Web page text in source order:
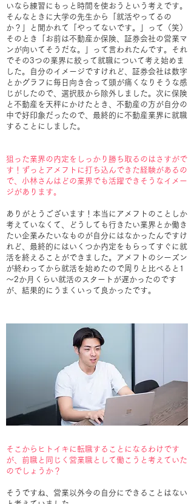
いなら練習にもっと時間を使おうという考えです。
そんなときに大学の先生から「就活やってるの
か？」と聞かれて「やってないです。」って（笑）
そのとき「お前は不動産か保険、証券会社の営業マ
ンが向いてそうだな。」って言われたんです。それ
でその3つの業界に絞って就職について考え始めま
した。自分のイメージですけれど、証券会社は数字
とかグラフに毎日向き合って頭が痛くなりそうな感
じがしたので、選択肢から除外しました。次に保険
と不動産を天秤にかけたとき、不動産の方が自分の
中で好印象だったので、最終的に不動産業界に就職
することにしました。
狙った業界の内定をしっかり勝ち取るのはさすがで
す！ずっとアメフトに打ち込んできた経験があるの
で、小林さんはどの業界でも活躍できそうなイメー
ジがあります。
ありがとうございます！本当にアメフトのことしか
考えていなくて、どうしても行きたい業界とか働き
たい企業みたいなものが自分にはなかったんですけ
れど、最終的にはいくつか内定をもらってすぐに就
活を終えることができました。アメフトのシーズン
が終わってから就活を始めたので周りと比べると1
～2か月くらい就活のスタートが遅かったのです
が、結果的にうまくいって良かったです。
そこからヒトイキに転職することになるわけです
が、前職と同じく営業職として働こうと考えていた
のでしょうか？
そうですね、営業以外今の自分にできることはない